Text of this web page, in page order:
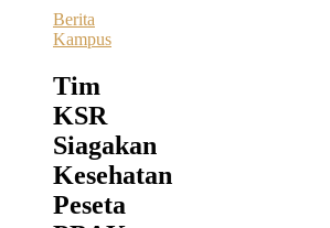
Berita
Kampus
Tim
KSR
Siagakan
Kesehatan
Peseta